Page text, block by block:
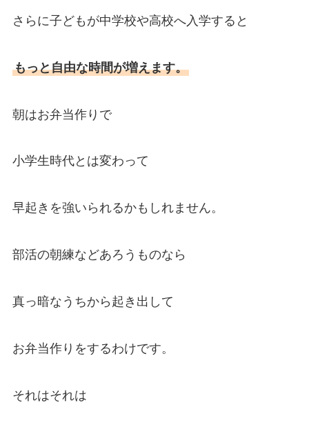
さらに子どもが中学校や高校へ入学すると
もっと自由な時間が増えます。
朝はお弁当作りで
小学生時代とは変わって
早起きを強いられるかもしれません。
部活の朝練などあろうものなら
真っ暗なうちから起き出して
お弁当作りをするわけです。
それはそれは